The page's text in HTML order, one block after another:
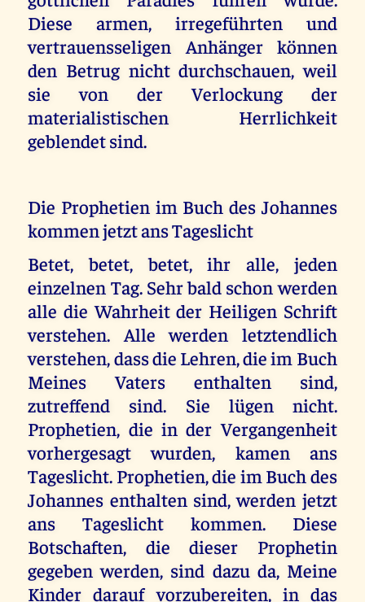
Diese armen, irregeführten und
vertrauensseligen Anhänger können
den Betrug nicht durchschauen, weil
sie von der Verlockung der
materialistischen Herrlichkeit
geblendet sind.
Die Prophetien im Buch des Johannes
kommen jetzt ans Tageslicht
Betet, betet, betet, ihr alle, jeden
einzelnen Tag. Sehr bald schon werden
alle die Wahrheit der Heiligen Schrift
verstehen. Alle werden letztendlich
verstehen, dass die Lehren, die im Buch
Meines Vaters enthalten sind,
zutreffend sind. Sie lügen nicht.
Prophetien, die in der Vergangenheit
vorhergesagt wurden, kamen ans
Tageslicht. Prophetien, die im Buch des
Johannes enthalten sind, werden jetzt
ans Tageslicht kommen. Diese
Botschaften, die dieser Prophetin
gegeben werden, sind dazu da, Meine
Kinder darauf vorzubereiten, in das